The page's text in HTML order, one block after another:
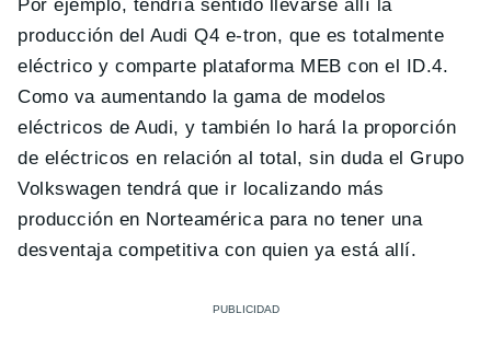
Por ejemplo, tendría sentido llevarse allí la
producción del Audi Q4 e-tron, que es totalmente
eléctrico y comparte plataforma MEB con el ID.4.
Como va aumentando la gama de modelos
eléctricos de Audi, y también lo hará la proporción
de eléctricos en relación al total, sin duda el Grupo
Volkswagen tendrá que ir localizando más
producción en Norteamérica para no tener una
desventaja competitiva con quien ya está allí.